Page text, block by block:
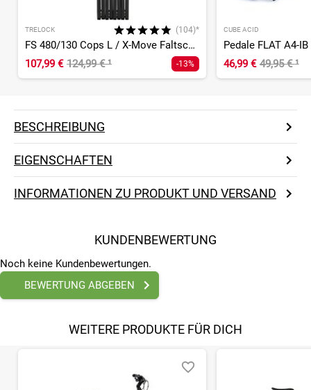
TRELOCK (104)*
FS 480/130 Cops L / X-Move Faltschloss
107,99 € 124,99 €¹ -13%
CUBE ACID
Pedale FLAT A4-
46,99 € 49,95 €¹
BESCHREIBUNG
EIGENSCHAFTEN
INFORMATIONEN ZU PRODUKT UND VERSAND
KUNDENBEWERTUNG
Noch keine Kundenbewertungen.
BEWERTUNG ABGEBEN
WEITERE PRODUKTE FÜR DICH